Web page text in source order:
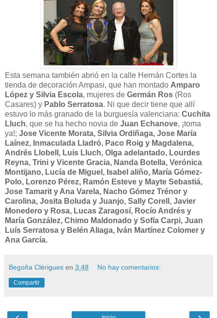
Esta semana también abrió en la calle Hernán Cortes la
tienda de decoración Ampasi, que han montado Amparo
López y Silvia Escola, mujeres de Germán Ros (Ros
Casares) y Pablo Serratosa. Ni que decir tiene que allí
estuvo lo más granado de la burguesía valenciana: Cuchita
Lluch, que se ha hecho novia de Juan Echanove, ¡toma
ya!; Jose Vicente Morata, Silvia Ordiñaga, Jose María
Laínez, Inmaculada Lladró, Paco Roig y Magdalena,
Andrés Llobell, Luis Lluch, Olga adelantado, Lourdes
Reyna, Trini y Vicente Gracia, Nanda Botella, Verónica
Montijano, Lucía de Miguel, Isabel aliño, María Gómez-
Polo, Lorenzo Pérez, Ramón Esteve y Mayte Sebastiá,
Jose Tamarit y Ana Varela, Nacho Gómez Trénor y
Carolina, Josita Boluda y Juanjo, Sally Corell, Javier
Monedero y Rosa, Lucas Zaragosí, Rocío Andrés y
María González, Chimo Maldonado y Sofía Carpi, Juan
Luís Serratosa y Belén Aliaga, Iván Martínez Colomer y
Ana García.
Begoña Clérigues en 3:48 No hay comentarios:
Compartir